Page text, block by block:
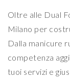
Oltre alle Dual
Milano per
Dalla manicure
competenza
tuoi servizi e